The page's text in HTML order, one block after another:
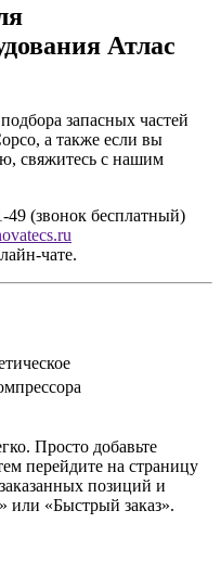
Атлас
запасных частей
а также если вы
свяжитесь с нашим
49 (звонок бесплатный)
чате.
Просто добавьте
перейдите на страницу
позиций и
или «Быстрый заказ».